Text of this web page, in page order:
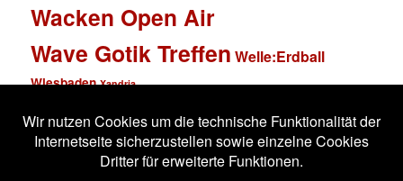
Wacken Open Air
Wave Gotik Treffen Welle:Erdball
Wiesbaden Xandria
Impressum